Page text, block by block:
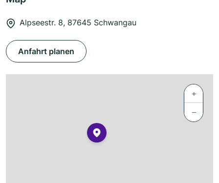
Alpseestr. 8, 87645 Schwangau
Anfahrt planen
+
−